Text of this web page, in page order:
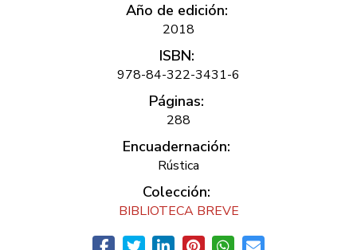
Año de edición:
2018
ISBN:
978-84-322-3431-6
Páginas:
288
Encuadernación:
Rústica
Colección:
BIBLIOTECA BREVE